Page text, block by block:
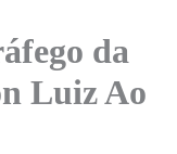
da
Luiz Ao